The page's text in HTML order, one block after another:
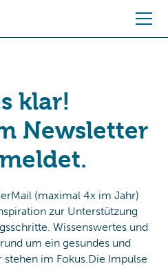
klar!
Newsletter
(maximal 4x im Jahr)
zur Unterstützung
Wissenswertes und
um ein gesundes und
im Fokus.Die Impulse